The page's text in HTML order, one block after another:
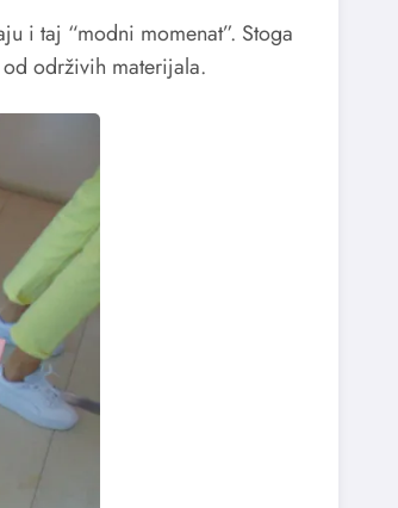
i taj “modni momenat”. Stoga
održivih materijala.